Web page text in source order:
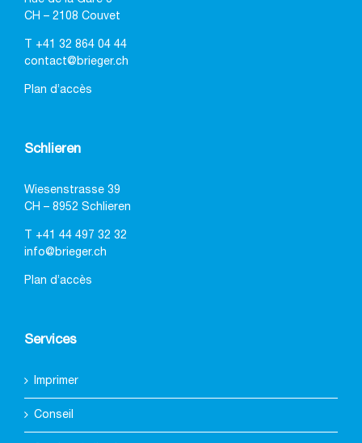
CH – 2108 Couvet
+41 32 864 04 44
contact@brieger.ch
Plan d’accès
Schlieren
Wiesenstrasse 39
CH – 8952 Schlieren
+41 44 497 32 32
info@brieger.ch
Plan d’accès
Services
Imprimer
Conseil